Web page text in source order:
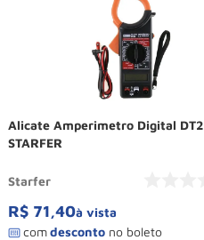
Alicate Amperimetro Digital
STARFER
Starfer
R$ 71,40à vista